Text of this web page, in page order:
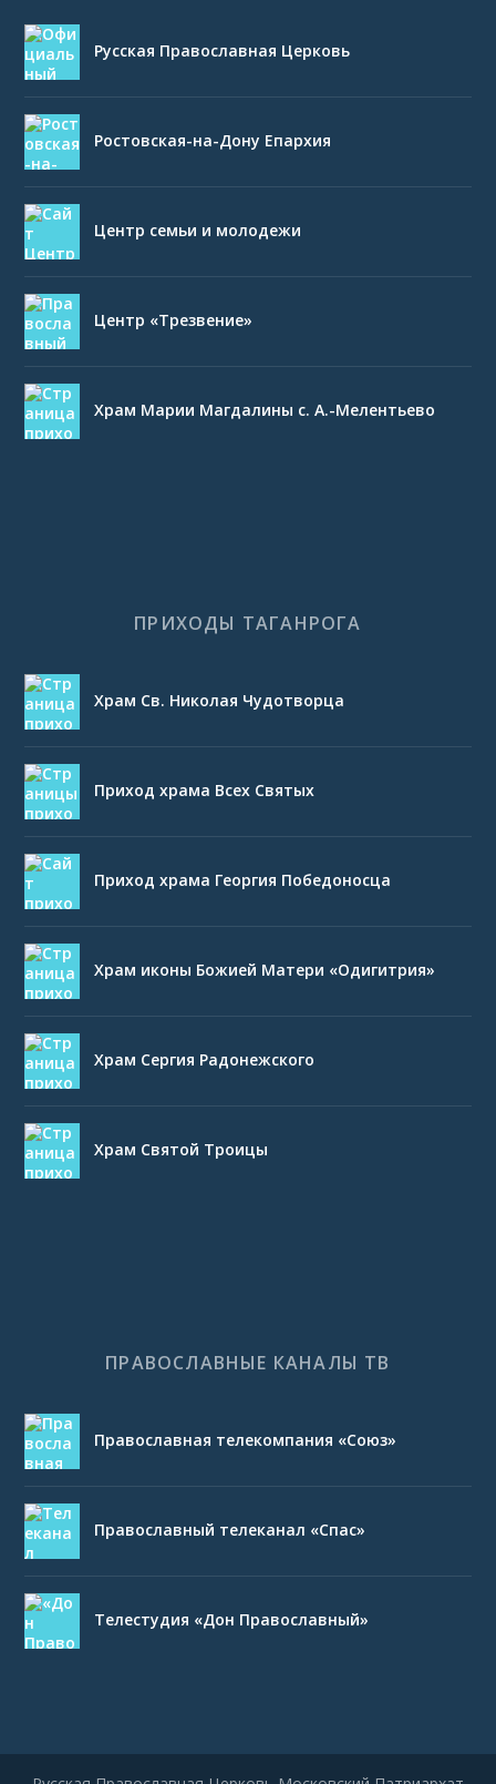
Русская Православная Церковь
Ростовская-на-Дону Епархия
Центр семьи и молодежи
Центр «Трезвение»
Храм Марии Магдалины с. А.-Мелентьево
ПРИХОДЫ ТАГАНРОГА
Храм Св. Николая Чудотворца
Приход храма Всех Святых
Приход храма Георгия Победоносца
Храм иконы Божией Матери «Одигитрия»
Храм Сергия Радонежского
Храм Святой Троицы
ПРАВОСЛАВНЫЕ КАНАЛЫ ТВ
Православная телекомпания «Союз»
Православный телеканал «Спас»
Телестудия «Дон Православный»